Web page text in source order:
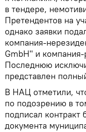
в тендере,
Претендентов на
однако заявки
компания-
GmbH" и
Последнюю
представлен
В НАЦ отметили,
по подозрению в
подписал контракт
документа